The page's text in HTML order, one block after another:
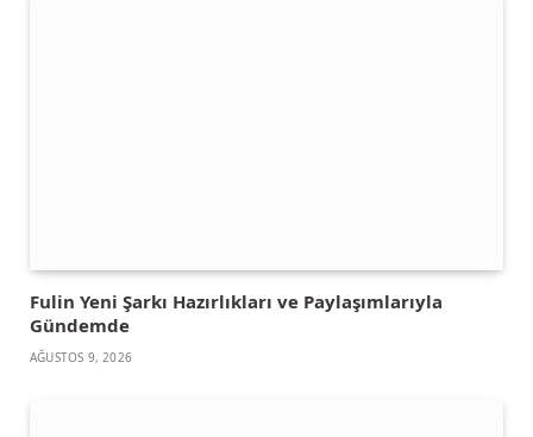
Fulin Yeni Şarkı Hazırlıkları ve Paylaşımlarıyla
Gündemde
AĞUSTOS 9, 2026